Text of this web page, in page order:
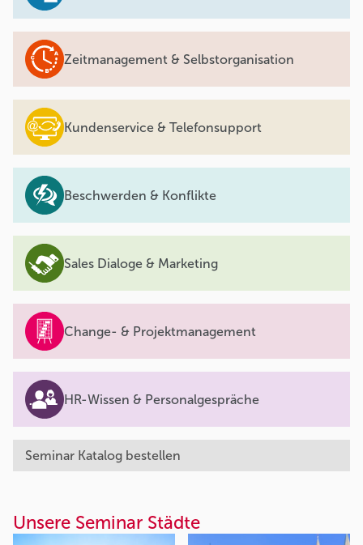
Zeitmanagement & Selbstorganisation
Kundenservice & Telefonsupport
Beschwerden & Konflikte
Sales Dialoge & Marketing
Change- & Projektmanagement
HR-Wissen & Personalgespräche
Seminar Katalog bestellen
Unsere Seminar Städte